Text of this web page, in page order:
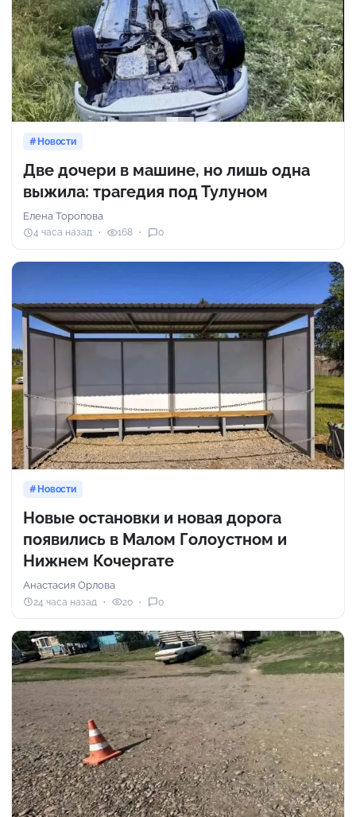
Новости
Две дочери в машине, но лишь одна
выжила: трагедия под Тулуном
Елена Торопова
4 часа назад 168 0
Новости
Новые остановки и новая дорога
появились в Малом Голоустном и
Нижнем Кочергате
Анастасия Орлова
24 часа назад 20 0